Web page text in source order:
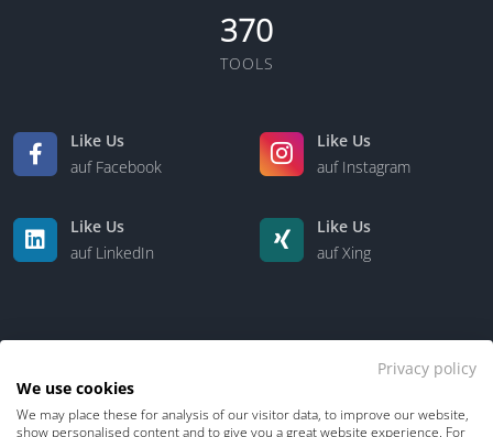
370
TOOLS
Like Us
auf Facebook
Like Us
auf Instagram
Like Us
auf LinkedIn
Like Us
auf Xing
Kontakt Über uns
Privacy policy
We use cookies
We may place these for analysis of our visitor data, to improve our website,
show personalised content and to give you a great website experience. For